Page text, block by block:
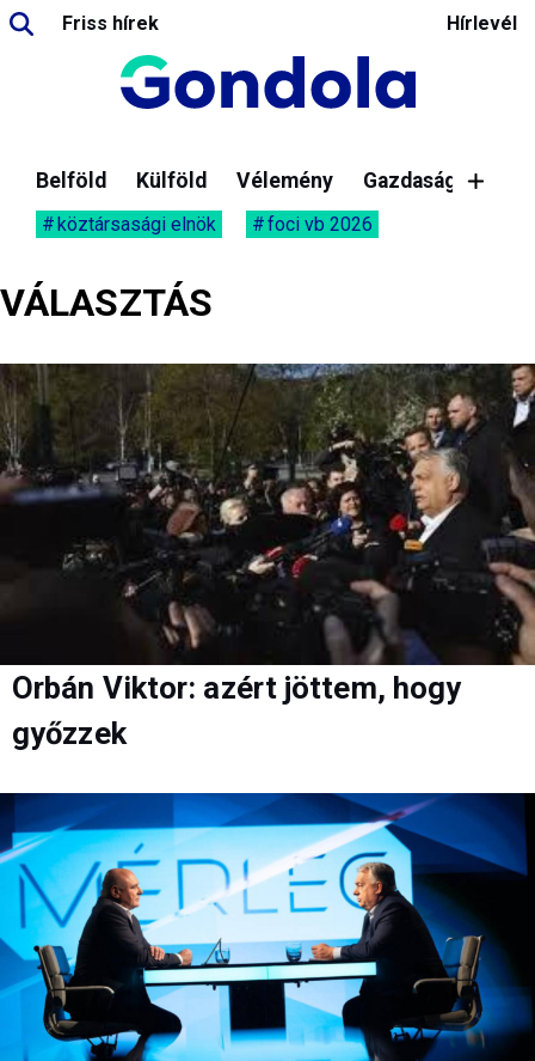
Friss hírek Hírlevél
Belföld Külföld Vélemény Gazdaság
köztársasági elnök foci vb 2026
VÁLASZTÁS
Orbán Viktor: azért jöttem, hogy
győzzek